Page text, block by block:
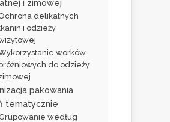
i zimowej
delikatnych
i odzieży
worków
do odzieży
pakowania
tematycznie
według